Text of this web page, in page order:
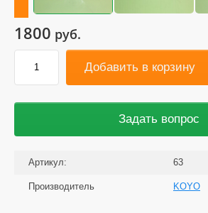
1800 руб.
Добавить в корзину
Задать вопрос
Артикул: 63
Производитель KOYO